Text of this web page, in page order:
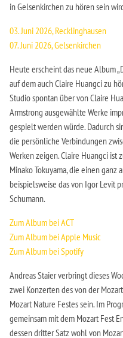
in Gelsenkirchen zu hören sein
03. Juni 2026, Recklinghausen
07. Juni 2026, Gelsenkirchen
Heute erscheint das neue Album
auf dem auch Claire Huangci zu
Studio spontan über von Claire
Armstrong ausgewählte Werke
gespielt werden würde. Dadurch
die persönliche Verbindungen
Werken zeigen. Claire Huangci ist
Minako Tokuyama, die einen
beispielsweise das von Igor Levit
Schumann.
Zum Album bei ACT
Zum Album bei Apple Music
Zum Album bei Spotify
Andreas Staier verbringt dieses
zwei Konzerten des von der
Mozart Nature Festes sein. Im
gemeinsam mit dem Mozart Fest
dessen dritter Satz wohl von